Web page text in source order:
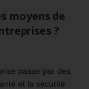
moyens de
?
passe par des
et la sécurité